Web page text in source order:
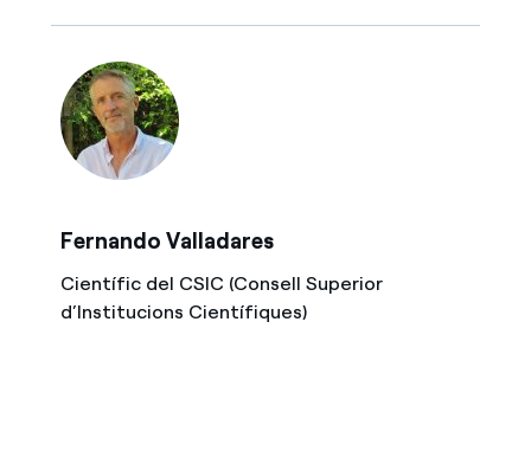
Fernando Valladares
Científic del CSIC (Consell Superior
d’Institucions Científiques)